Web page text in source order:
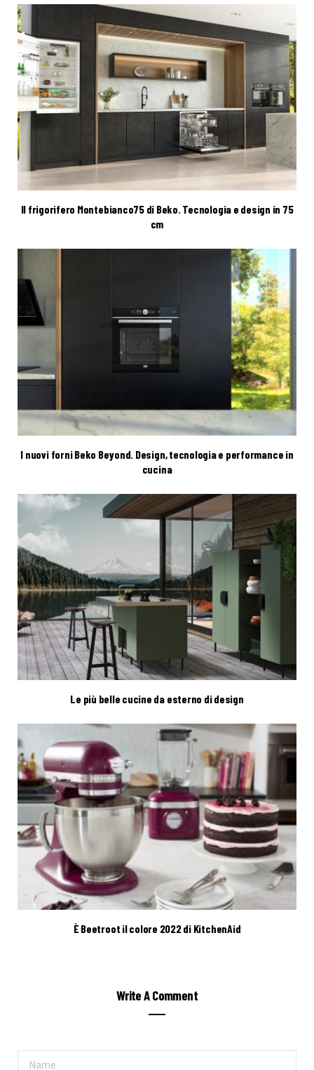
Il frigorifero Montebianco75 di Beko. Tecnologia e design in 75
cm
I nuovi forni Beko Beyond. Design, tecnologia e performance in
cucina
Le più belle cucine da esterno di design
È Beetroot il colore 2022 di KitchenAid
Write A Comment